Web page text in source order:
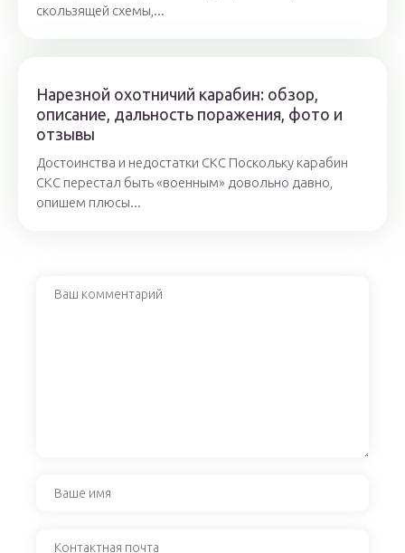
скользящей схемы,...
Нарезной охотничий карабин: обзор,
описание, дальность поражения, фото и
отзывы
Достоинства и недостатки СКС Поскольку карабин
СКС перестал быть «военным» довольно давно,
опишем плюсы...